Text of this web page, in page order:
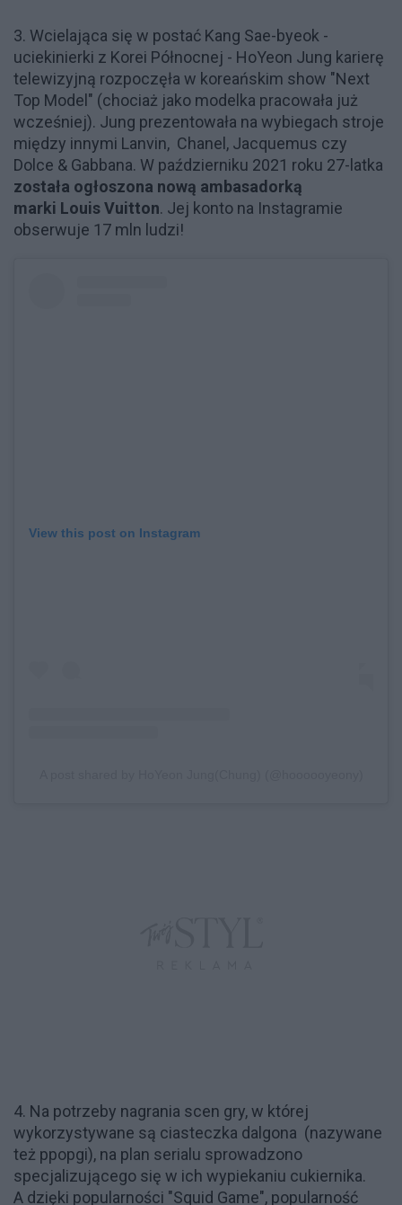
3. Wcielająca się w postać Kang Sae-byeok -
uciekinierki z Korei Północnej - HoYeon Jung karierę
telewizyjną rozpoczęła w koreańskim show "Next
Top Model" (chociaż jako modelka pracowała już
wcześniej). Jung prezentowała na wybiegach stroje
między innymi Lanvin, Chanel, Jacquemus czy
Dolce & Gabbana. W październiku 2021 roku 27-latka
została ogłoszona nową ambasadorką
marki Louis Vuitton. Jej konto na Instagramie
obserwuje 17 mln ludzi!
View this post on Instagram
4. Na potrzeby nagrania scen gry, w której
wykorzystywane są ciasteczka dalgona (nazywane
też ppopgi), na plan serialu sprowadzono
specjalizującego się w ich wypiekaniu cukiernika.
A dzięki popularności "Squid Game", popularność